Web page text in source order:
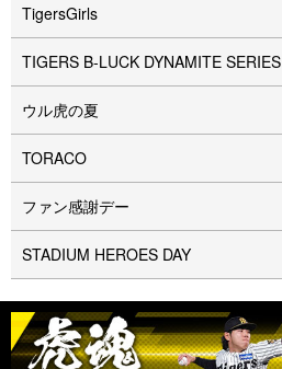
TigersGirls
TIGERS B-LUCK DYNAMITE SERIES
ウル⻁の夏
TORACO
ファン感謝デー
STADIUM HEROES DAY